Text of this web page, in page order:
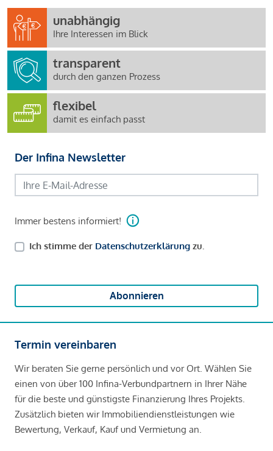
unabhängig
Ihre Interessen im Blick
transparent
durch den ganzen Prozess
flexibel
damit es einfach passt
Der Infina Newsletter
Immer bestens informiert!
Ich stimme der Datenschutzerklärung zu.
Abonnieren
Termin vereinbaren
Wir beraten Sie gerne persönlich und vor Ort. Wählen Sie
einen von über 100 Infina-Verbundpartnern in Ihrer Nähe
für die beste und günstigste Finanzierung Ihres Projekts.
Zusätzlich bieten wir Immobiliendienstleistungen wie
Bewertung, Verkauf, Kauf und Vermietung an.